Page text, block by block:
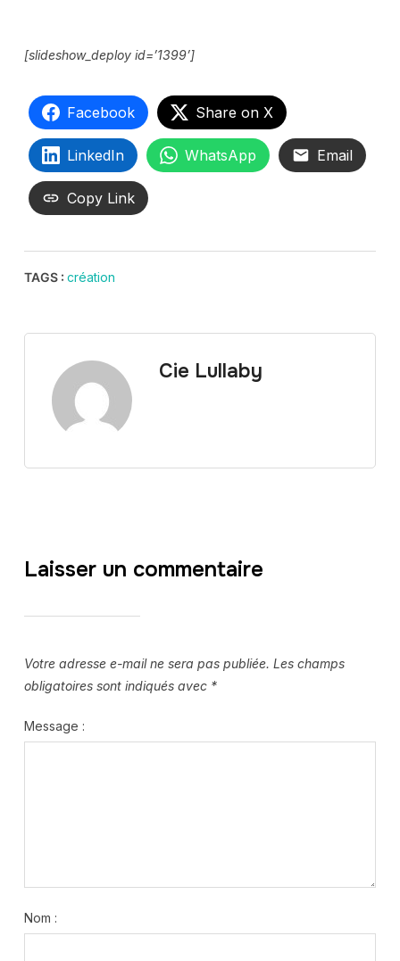
[slideshow_deploy id=’1399’]
Facebook Share on X
LinkedIn WhatsApp Email
Copy Link
TAGS : création
Cie Lullaby
Laisser un commentaire
Votre adresse e-mail ne sera pas publiée. Les champs
obligatoires sont indiqués avec *
Message :
Nom :